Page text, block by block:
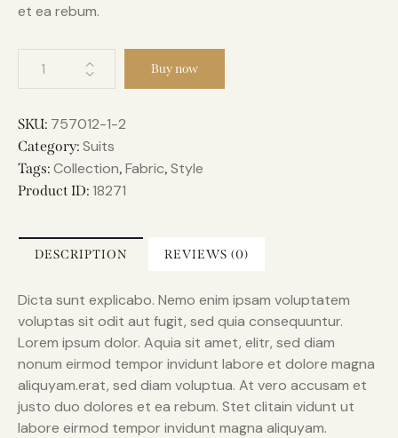
et ea rebum.
Buy now
SKU: 757012-1-2
Category: Suits
Tags: Collection, Fabric, Style
Product ID: 18271
DESCRIPTION REVIEWS (0)
Dicta sunt explicabo. Nemo enim ipsam voluptatem
voluptas sit odit aut fugit, sed quia consequuntur.
Lorem ipsum dolor. Aquia sit amet, elitr, sed diam
nonum eirmod tempor invidunt labore et dolore magna
aliquyam.erat, sed diam voluptua. At vero accusam et
justo duo dolores et ea rebum. Stet clitain vidunt ut
labore eirmod tempor invidunt magna aliquyam.